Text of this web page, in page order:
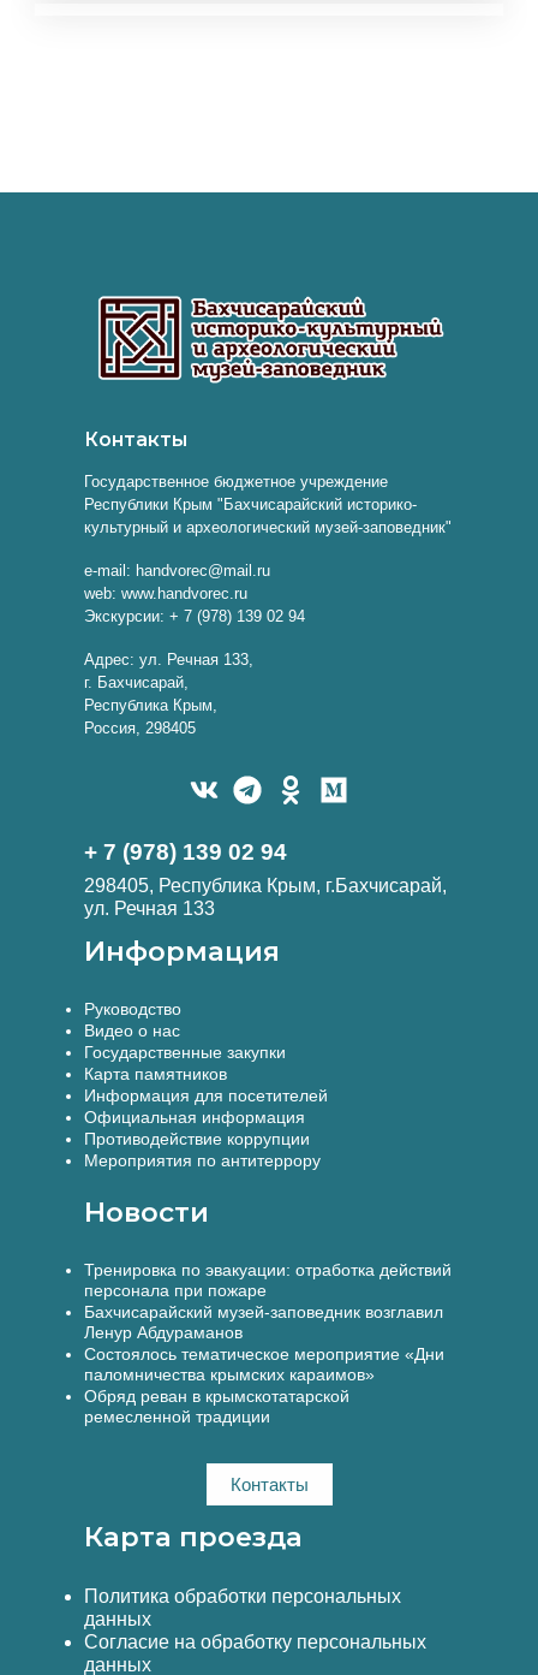
Контакты
Государственное бюджетное учреждение
Республики Крым "Бахчисарайский историко-
культурный и археологический музей-заповедник"
e-mail: handvorec@mail.ru
web: www.handvorec.ru
Экскурсии: + 7 (978) 139 02 94
Адрес: ул. Речная 133,
г. Бахчисарай,
Республика Крым,
Россия, 298405
+ 7 (978) 139 02 94
298405, Республика Крым, г.Бахчисарай,
ул. Речная 133
Информация
Руководство
Видео о нас
Государственные закупки
Карта памятников
Информация для посетителей
Официальная информация
Противодействие коррупции
Мероприятия по антитеррору
Новости
Тренировка по эвакуации: отработка действий
персонала при пожаре
Бахчисарайский музей-заповедник возглавил
Ленур Абдураманов
Состоялось тематическое мероприятие «Дни
паломничества крымских караимов»
Обряд реван в крымскотатарской
ремесленной традиции
Контакты
Карта проезда
Политика обработки персональных
данных
Согласие на обработку персональных
данных